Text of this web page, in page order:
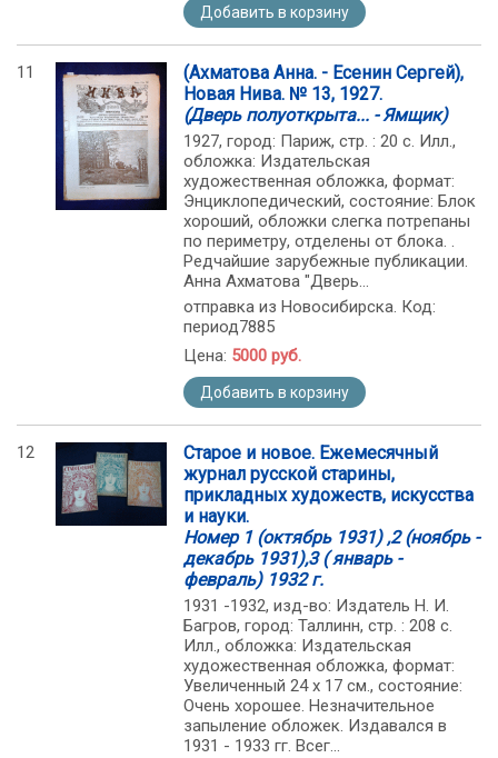
Добавить в корзину
11
(Ахматова Анна. - Есенин Сергей),
Новая Нива. № 13, 1927.
(Дверь полуоткрыта... - Ямщик)
1927, город: Париж, стр. : 20 с. Илл.,
обложка: Издательская
художественная обложка, формат:
Энциклопедический, состояние: Блок
хороший, обложки слегка потрепаны
по периметру, отделены от блока. .
Редчайшие зарубежные публикации.
Анна Ахматова "Дверь...
отправка из Новосибирска. Код:
период7885
Цена: 5000 руб.
Добавить в корзину
12
Старое и новое. Ежемесячный
журнал русской старины,
прикладных художеств, искусства
и науки.
Номер 1 (октябрь 1931) ,2 (ноябрь -
декабрь 1931),3 ( январь -
февраль) 1932 г.
1931 -1932, изд-во: Издатель Н. И.
Багров, город: Таллинн, стр. : 208 с.
Илл., обложка: Издательская
художественная обложка, формат:
Увеличенный 24 х 17 см., состояние:
Очень хорошее. Незначительное
запыление обложек. Издавался в
1931 - 1933 гг. Всег...